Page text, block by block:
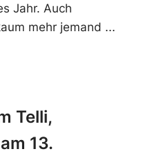
Jahr. Auch
mehr jemand
Telli,
13.